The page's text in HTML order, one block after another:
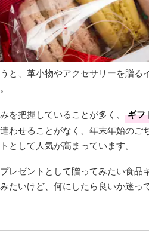
と、革小物やアクセサリーを贈る
を把握していることが多く、 ギフ
わせることがなく、年末年始のご
として人気が高まっています。
レゼントとして贈ってみたい食品
たいけど、何にしたら良いか迷っ